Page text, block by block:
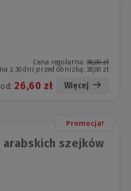
Cena regularna: 38,00 zł
z 30 dni przed obniżką: 38,00 zł
od: 26,60 zł Więcej
Promocja!
arabskich szejków